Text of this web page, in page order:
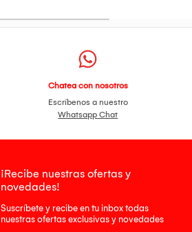
Chatea con nosotros
Escríbenos a nuestro
Whatsapp Chat
¡Recibe nuestras ofertas y
novedades!
Suscríbete y recibe en tu inbox todas
nuestras ofertas exclusivas y novedades